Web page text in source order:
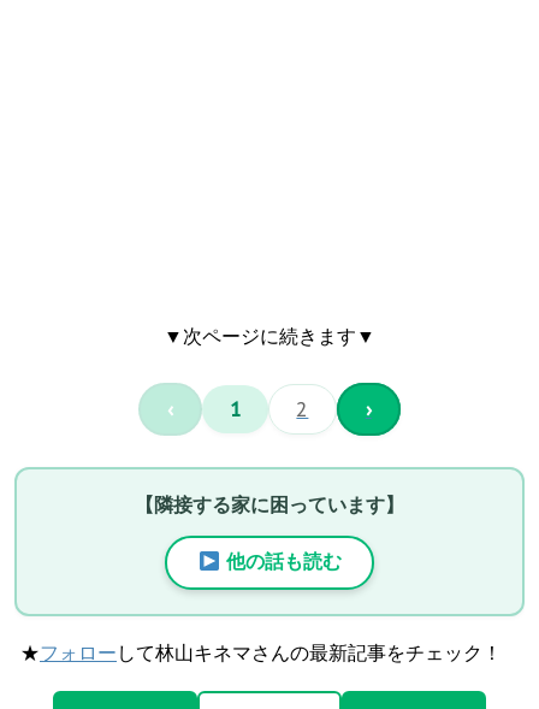
▼次ページに続きます▼
‹ 1 2 ›
【隣接する家に困っています】
他の話も読む
★フォロー して林山キネマさんの最新記事をチェック！